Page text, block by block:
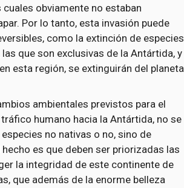
cuales obviamente no estaban
Por lo tanto, esta invasión puede
como la extinción de especies
que son exclusivas de la Antártida, y
esta región, se extinguirán del
ambientales previstos para el
humano hacia la Antártida, no se
no nativas o no, sino de
hecho es que deben ser priorizadas las
la integridad de este continente de
que además de la enorme belleza